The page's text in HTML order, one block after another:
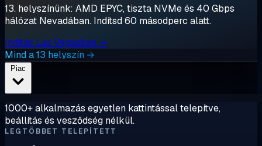
13. helyszínünk: AMD EPYC, tiszta NVMe és 40 Gbps
hálózat Nevadában. Indítsd 60 másodperc alatt.
Indítás Las Vegasban →
Mind a 13 helyszín →
1000+ alkalmazás egyetlen kattintással telepítve,
beállítás és vesződség nélkül.
LEGTÖBBET TELEPÍTETT